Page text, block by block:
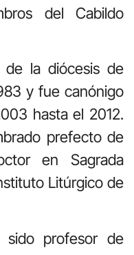
del Cabildo
de la diócesis de
y fue canónigo
hasta el 2012.
prefecto de
en Sagrada
Litúrgico de
profesor de